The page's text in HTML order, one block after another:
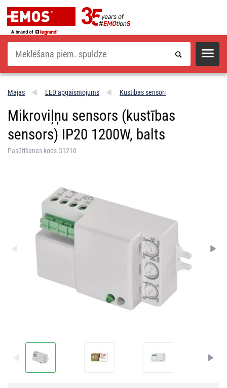
Meklēšana
Mājas LED apgaismojums Kustības sensori
Mikroviļņu sensors (kustības
sensors) IP20 1200W, balts
Pasūtīšanas kods G1210